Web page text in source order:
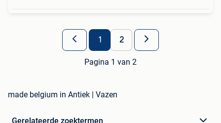
1 2
Pagina 1 van 2
made belgium in Antiek | Vazen
Gerelateerde zoektermen